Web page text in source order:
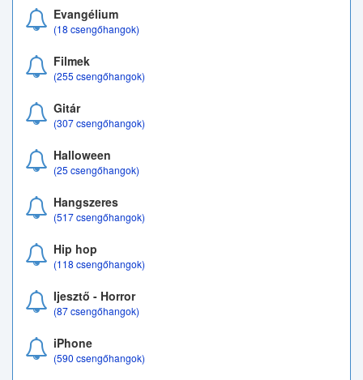
Evangélium
(18 csengőhangok)
Filmek
(255 csengőhangok)
Gitár
(307 csengőhangok)
Halloween
(25 csengőhangok)
Hangszeres
(517 csengőhangok)
Hip hop
(118 csengőhangok)
Ijesztő - Horror
(87 csengőhangok)
iPhone
(590 csengőhangok)